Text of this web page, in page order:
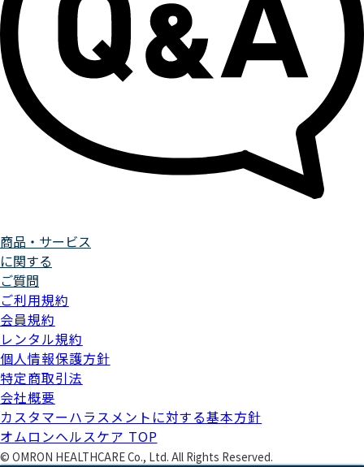
商品・サービス
に関する
ご質問
ご利用規約
会員規約
レンタル規約
個人情報保護方針
特定商取引法
会社概要
カスタマーハラスメントに対する基本方針
オムロンヘルスケア TOP
© OMRON HEALTHCARE Co., Ltd. All Rights Reserved.